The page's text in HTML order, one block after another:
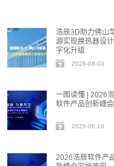
浩辰3D助力佛山
源实现换热器设
字化升级
2026-08-03
一图读懂 | 2026
软件产品创新峰会
2026-06-18
2026浩辰软件产